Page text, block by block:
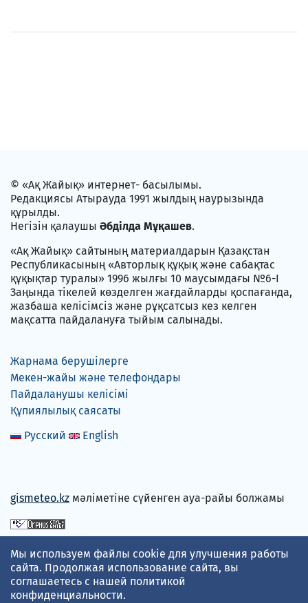
© «Ақ Жайық» интернет- басылымы.
Редакциясы Атырауда 1991 жылдың наурызында
құрылды.
Негізін қалаушы Әбділда Мұқашев.
«Ақ Жайық» сайтының материалдарын Қазақстан
Республикасының «Авторлық құқық және сабақтас
құқықтар туралы» 1996 жылғы 10 маусымдағы №6-I
Заңында тікелей көзделген жағдайларды қоспағанда,
жазбаша келісімсіз және рұқсатсыз кез келген
мақсатта пайдалануға тыйым салынады.
Жарнама берушілерге
Мекен-жайы және телефондары
Пайдаланушы келісімі
Құпиялылық саясаты
Русский
English
gismeteo.kz мәліметіне сүйенген ауа-райы болжамы
Төлем карталарын қабылдаймыз
Мы используем файлы cookie для улучшения работы
сайта. Продолжая использование сайта, вы
соглашаетесь с нашей политикой
конфиденциальности.